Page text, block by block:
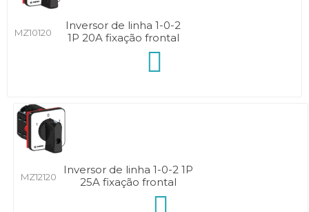
MZ10120
Inversor de linha 1-0-2
1P 20A fixação frontal
MZ12120
Inversor de linha 1-0-2 1P
25A fixação frontal